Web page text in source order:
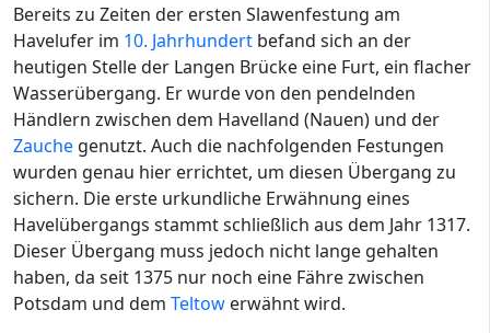
Bereits zu Zeiten der ersten Slawenfestung am
Havelufer im 10. Jahrhundert befand sich an der
heutigen Stelle der Langen Brücke eine Furt, ein flacher
Wasserübergang. Er wurde von den pendelnden
Händlern zwischen dem Havelland (Nauen) und der
Zauche genutzt. Auch die nachfolgenden Festungen
wurden genau hier errichtet, um diesen Übergang zu
sichern. Die erste urkundliche Erwähnung eines
Havelübergangs stammt schließlich aus dem Jahr 1317.
Dieser Übergang muss jedoch nicht lange gehalten
haben, da seit 1375 nur noch eine Fähre zwischen
Potsdam und dem Teltow erwähnt wird.